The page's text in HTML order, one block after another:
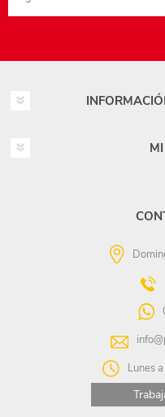
Lunes